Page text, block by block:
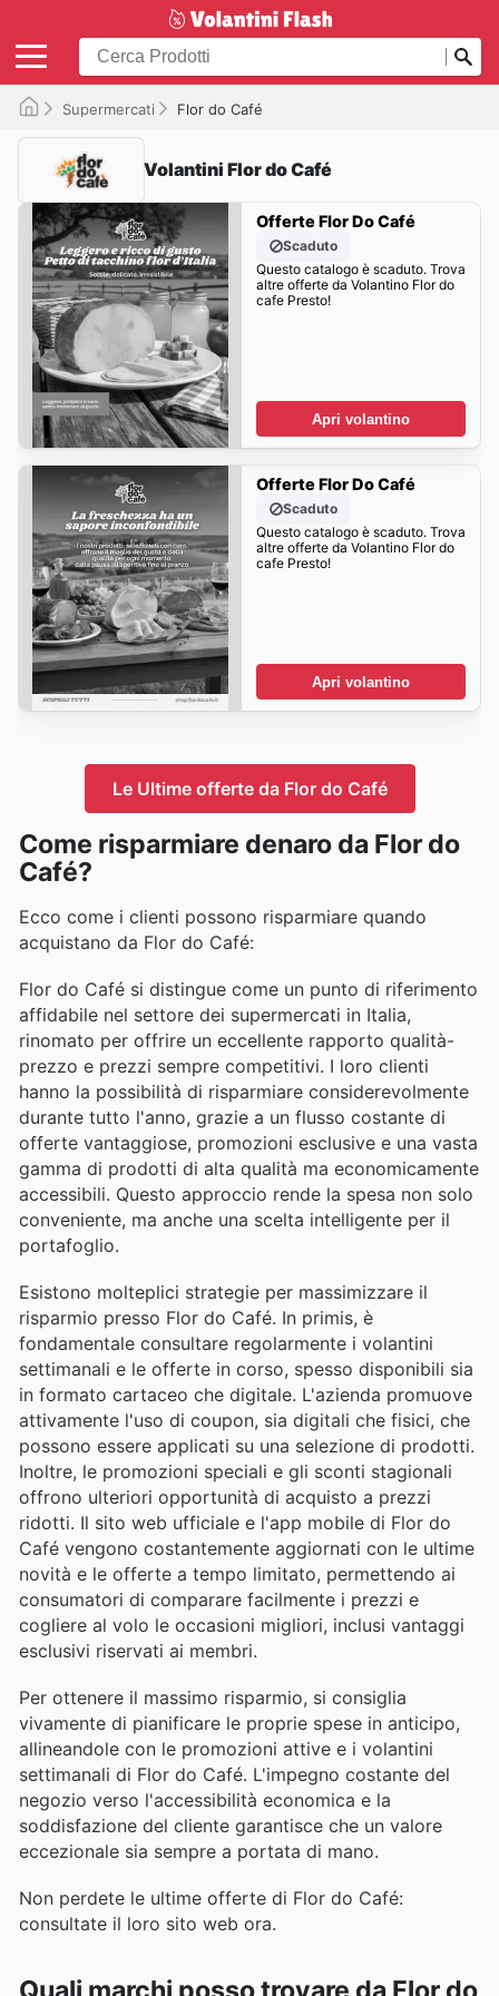
Supermercati Flor do Café
Volantini Flor do Café
Offerte Flor Do Café
Scaduto
Questo catalogo è scaduto. Trova
altre offerte da Volantino Flor do
cafe Presto!
Apri volantino
Offerte Flor Do Café
Scaduto
Questo catalogo è scaduto. Trova
altre offerte da Volantino Flor do
cafe Presto!
Apri volantino
Le Ultime offerte da Flor do Café
Come risparmiare denaro da Flor do
Café?
Ecco come i clienti possono risparmiare quando
acquistano da Flor do Café:
Flor do Café si distingue come un punto di riferimento
affidabile nel settore dei supermercati in Italia,
rinomato per offrire un eccellente rapporto qualità-
prezzo e prezzi sempre competitivi. I loro clienti
hanno la possibilità di risparmiare considerevolmente
durante tutto l'anno, grazie a un flusso costante di
offerte vantaggiose, promozioni esclusive e una vasta
gamma di prodotti di alta qualità ma economicamente
accessibili. Questo approccio rende la spesa non solo
conveniente, ma anche una scelta intelligente per il
portafoglio.
Esistono molteplici strategie per massimizzare il
risparmio presso Flor do Café. In primis, è
fondamentale consultare regolarmente i volantini
settimanali e le offerte in corso, spesso disponibili sia
in formato cartaceo che digitale. L'azienda promuove
attivamente l'uso di coupon, sia digitali che fisici, che
possono essere applicati su una selezione di prodotti.
Inoltre, le promozioni speciali e gli sconti stagionali
offrono ulteriori opportunità di acquisto a prezzi
ridotti. Il sito web ufficiale e l'app mobile di Flor do
Café vengono costantemente aggiornati con le ultime
novità e le offerte a tempo limitato, permettendo ai
consumatori di comparare facilmente i prezzi e
cogliere al volo le occasioni migliori, inclusi vantaggi
esclusivi riservati ai membri.
Per ottenere il massimo risparmio, si consiglia
vivamente di pianificare le proprie spese in anticipo,
allineandole con le promozioni attive e i volantini
settimanali di Flor do Café. L'impegno costante del
negozio verso l'accessibilità economica e la
soddisfazione del cliente garantisce che un valore
eccezionale sia sempre a portata di mano.
Non perdete le ultime offerte di Flor do Café:
consultate il loro sito web ora.